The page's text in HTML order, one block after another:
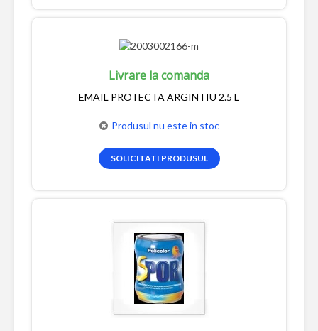
Livrare la comanda
EMAIL PROTECTA ARGINTIU 2.5 L
Produsul nu este in stoc
SOLICITATI PRODUSUL